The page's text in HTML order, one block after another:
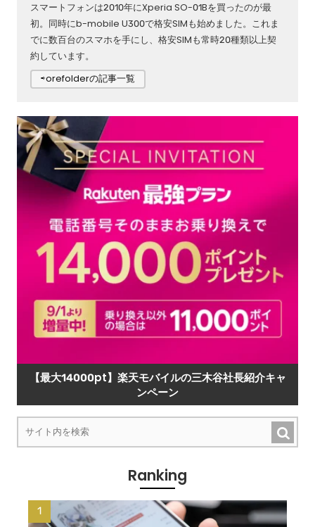
スマートフォンは2010年にXperia SO-01Bを買ったのが最
初。同時にb-mobile U300で格安SIMも始めました。これま
でに数百台のスマホを手にし、格安SIMも常時20種類以上契
約しています。
⇨orefolderの記事一覧
【最大14000pt】楽天モバイルの三木谷社長紹介キャ
ンペーン
Ranking